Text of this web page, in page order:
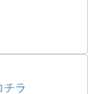
チラ